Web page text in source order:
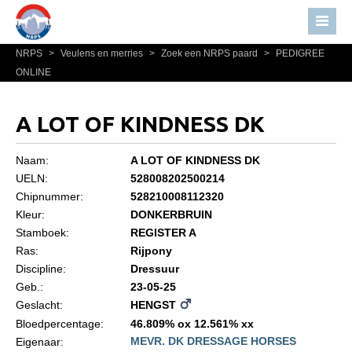
Home
Nieuws
Bestuur NRPS
Informatie
Statuten en reglementen
Algemeen
Paardenpaspoort aanvragen
NRPS > Veulens en merries > Zoek een NRPS paard >
PEDIGREE
ONLINE
A LOT OF KINDNESS DK
Naam:
A LOT OF KINDNESS DK
UELN:
528008202500214
Chipnummer:
528210008112320
Kleur:
DONKERBRUIN
Stamboek:
REGISTER A
Ras:
Rijpony
Discipline:
Dressuur
Geb.:
23-05-25
Geslacht:
HENGST
Bloedpercentage:
46.809% ox 12.561% xx
Eigenaar:
MEVR. DK DRESSAGE HORSES